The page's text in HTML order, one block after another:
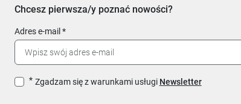
Chcesz pierwsza/y poznać nowości?
Adres e-mail
Zgadzam się z warunkami usługi Newsletter